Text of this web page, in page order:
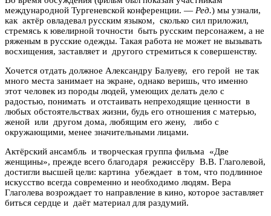
международной Тургеневской конференции. — Ред.) мы узнали,
как актёр овладевал русским языком, сколько сил приложил,
стремясь к ювелирной точности быть русским персонажем, а не
ряженым в русские одежды. Такая работа не может не вызывать
восхищения, заставляет и другого стремиться к совершенству.
Хочется отдать должное Александру Балуеву, его герой не так
много места занимает на экране, однако веришь, что именно
этот человек из породы людей, умеющих делать дело с
радостью, понимать и отстаивать непреходящие ценности в
любых обстоятельствах жизни, будь его отношения с матерью,
женой или другом дома, любящим его жену, либо с
окружающими, менее значительными лицами.
Актёрский ансамбль и творческая группа фильма «Две
женщины», прежде всего благодаря режиссёру В.В. Глаголевой,
достигли высшей цели: картина убеждает в том, что подлинное
искусство всегда современно и необходимо людям. Вера
Глаголева возрождает то направление в кино, которое заставляет
биться сердце и даёт материал для раздумий.